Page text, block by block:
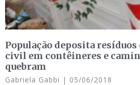
População deposita
civil em contêineres e
quebram
Gabriela Gabbi 05/06/2018